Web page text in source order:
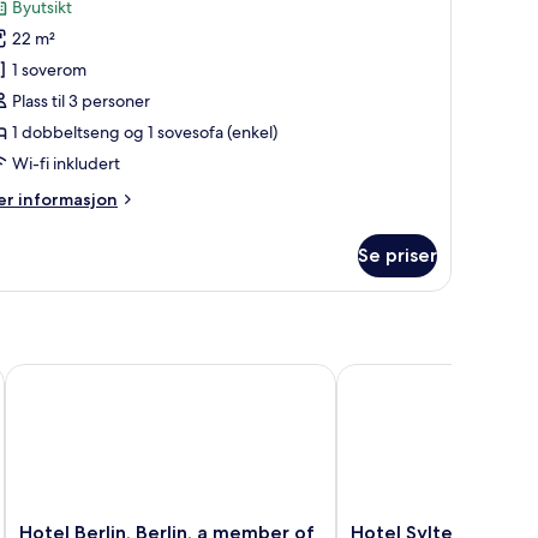
Byutsikt
22 m²
1 soverom
Plass til 3 personer
1 dobbeltseng og 1 sovesofa (enkel)
Wi-fi inkludert
informasjon
Se priser
Hotel
Hotel Berlin, Berlin, a member of
Hotel Berlin, Berlin, a member of Radisson Individuals
Hotel
Hotel Sylter Hof
Hotel Sylter Hof Berlin